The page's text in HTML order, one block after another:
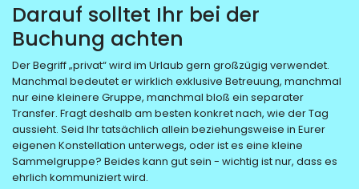
Darauf solltet Ihr bei der
Buchung achten
Der Begriff „privat“ wird im Urlaub gern großzügig verwendet.
Manchmal bedeutet er wirklich exklusive Betreuung, manchmal
nur eine kleinere Gruppe, manchmal bloß ein separater
Transfer. Fragt deshalb am besten konkret nach, wie der Tag
aussieht. Seid Ihr tatsächlich allein beziehungsweise in Eurer
eigenen Konstellation unterwegs, oder ist es eine kleine
Sammelgruppe? Beides kann gut sein - wichtig ist nur, dass es
ehrlich kommuniziert wird.